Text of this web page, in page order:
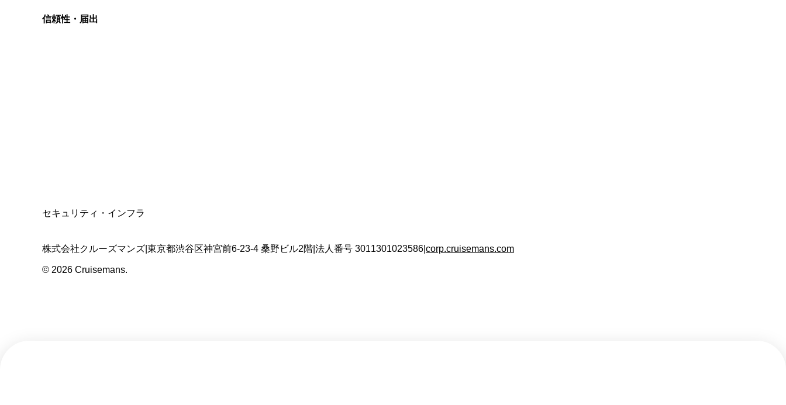
信頼性・届出
セキュリティ・インフラ
株式会社クルーズマンズ 東京都渋谷区神宮前6-23-4 桑野ビル2階 法人番号 3011301023586 corp.cruisemans.com
© 2026 Cruisemans.